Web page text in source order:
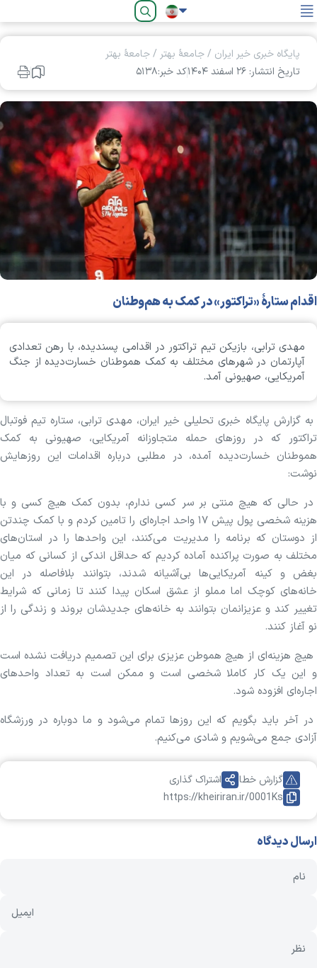
فارسی
پایگاه خبری خیر ایران /جامعۀ بهتر /جامعۀ بهتر
تاریخ انتشار: ۲۶ اسفند ۱۴۰۴
کد خبر:۵۱۳۸
اقدام ستارهٔ «تراکتور» در کمک به هم‌وطنان
مهدی ترابی، بازیکن تیم تراکتور در اقدامی پسندیده، با رهن تعدادی
آپارتمان در شهرهای مختلف به کمک هموطنان خسارت‌دیده از جنگ
آمریکایی، صهیونی آمد.
به گزارش پایگاه خبری تحلیلی خیر ایران، مهدی ترابی، ستاره تیم فوتبال
تراکتور که در روزهای حمله متجاوزانه آمریکایی‌، صهیونی به کمک
هموطنان خسارت‌دیده آمده، در مطلبی درباره اقدامات این روزهایش
نوشت:
در حالی که هیچ منتی بر سر کسی ندارم، بدون کمک هیچ کسی و با
هزینه شخصی پول پیش ۱۷ واحد اجاره‌ای را تامین کردم و با کمک چندتن
از دوستان که برنامه را مدیریت می‌کنند، این واحد‌ها را در استان‌های
مختلف به صورت پراکنده آماده کردیم که حداقل اندکی از کسانی که میان
بغض و کینه آمریکایی‌ها بی‌آشیانه شدند، بتوانند بلافاصله در این
خانه‌های کوچک اما مملو از عشق اسکان پیدا کنند تا زمانی که شرایط
تغییر کند و عزیزانمان بتوانند به خانه‌های جدیدشان بروند و زندگی را از
نو آغاز کنند.
هیچ هزینه‌ای از هیچ هموطن عزیزی برای این تصمیم دریافت نشده است
و این یک کار کاملا شخصی است و ممکن است به تعداد واحد‌های
اجاره‌ای افزوده شود.
در آخر باید بگویم که این روز‌ها تمام می‌شود و ما دوباره در ورزشگاه
آزادی جمع می‌شویم و شادی می‌کنیم.
https://kheiriran.ir/0001Ks
گزارش خطا اشتراک گذاری
ارسال دیدگاه